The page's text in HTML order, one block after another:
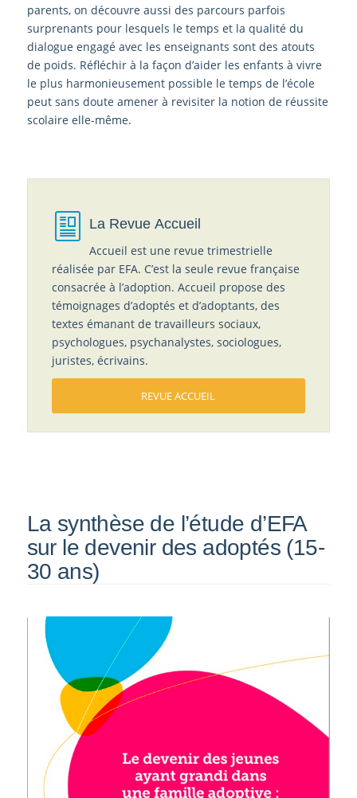
parents, on découvre aussi des parcours parfois
surprenants pour lesquels le temps et la qualité du
dialogue engagé avec les enseignants sont des atouts
de poids. Réfléchir à la façon d’aider les enfants à vivre
le plus harmonieusement possible le temps de l’école
peut sans doute amener à revisiter la notion de réussite
scolaire elle-même.
La Revue Accueil
Accueil est une revue trimestrielle
réalisée par EFA. C’est la seule revue française
consacrée à l’adoption. Accueil propose des
témoignages d’adoptés et d’adoptants, des
textes émanant de travailleurs sociaux,
psychologues, psychanalystes, sociologues,
juristes, écrivains.
REVUE ACCUEIL
La synthèse de l’étude d’EFA
sur le devenir des adoptés (15-
30 ans)